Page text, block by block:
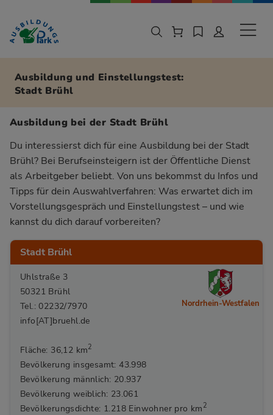
Zur Navigation springen
Zu den Hauptinhalten springen
Ausbildung und Einstellungstest:
Stadt Brühl
Ausbildung bei der Stadt Brühl
Du interessierst dich für eine Ausbildung bei der Stadt
Brühl? Bei Berufseinsteigern ist der Öffentliche Dienst
als Arbeitgeber beliebt. Von uns bekommst du Infos und
Tipps für dein Auswahlverfahren: Was erwartet dich im
Vorstellungsgespräch und Einstellungstest – und wie
kannst du dich darauf vorbereiten?
Stadt Brühl
Uhlstraße 3
50321 Brühl
Tel.: 02232/7970
info[AT]bruehl.de
Fläche: 36,12 km2
Bevölkerung insgesamt: 43.998
Bevölkerung männlich: 20.937
Bevölkerung weiblich: 23.061
Bevölkerungsdichte: 1.218 Einwohner pro km 2
Nordrhein-Westfalen